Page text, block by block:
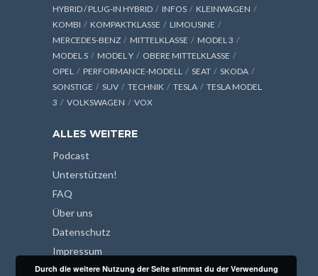
HYBRID / PLUG-IN HYBRID
INFOS
KLEINWAGEN
KOMBI
KOMPAKTKLASSE
LIMOUSINE
MERCEDES-BENZ
MITTELKLASSE
MODEL 3
MODEL S
MODEL Y
OBERE MITTELKLASSE
OPEL
PERFORMANCE-MODELL SEAT
SKODA
SONSTIGE
SUV TECHNIK TESLA
TESLA MODEL
3
VOLKSWAGEN VOX
ALLES WEITERE
Podcast
Unterstützen!
FAQ
Über uns
Datenschutz
Impressum
Durch die weitere Nutzung der Seite stimmst du der Verwendung